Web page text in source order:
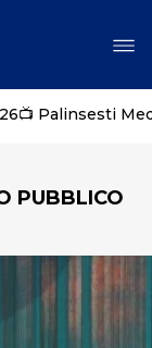
📺 Palinsesti
PUBBLICO